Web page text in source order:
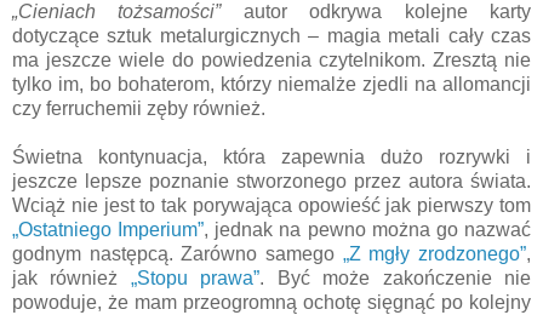
„Cieniach tożsamości”autor odkrywa kolejne karty
dotyczące sztuk metalurgicznych – magia metali cały czas
ma jeszcze wiele do powiedzenia czytelnikom. Zresztą nie
tylko im, bo bohaterom, którzy niemalże zjedli na allomancji
czy ferruchemii zęby również.
Świetna kontynuacja, która zapewnia dużo rozrywki i
jeszcze lepsze poznanie stworzonego przez autora świata.
Wciąż nie jest to tak porywająca opowieść jak pierwszy tom
„Ostatniego Imperium”, jednak na pewno można go nazwać
godnym następcą. Zarówno samego „Z mgły zrodzonego”,
jak również „Stopu prawa”. Być może zakończenie nie
powoduje, że mam przeogromną ochotę sięgnąć po kolejny